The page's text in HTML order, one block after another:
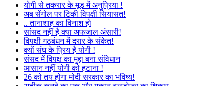
योगी से तकरार के मूड में अनुप्रिया !
अब सेंगोल पर टिकी विपक्षी सियासत!
.. तानाशाह का विनाश हो
सांसद नहीं है क्या अफजाल अंसारी!
विपक्षी गठबंधन में दरार के संकेत!
क्यों संघ के प्रिय है योगी !
संसद में विपक्ष का मुद्दा बना संविधान
आसान नहीं योगी को हटाना !
26 को तय होगा मोदी सरकार का भविष्य!